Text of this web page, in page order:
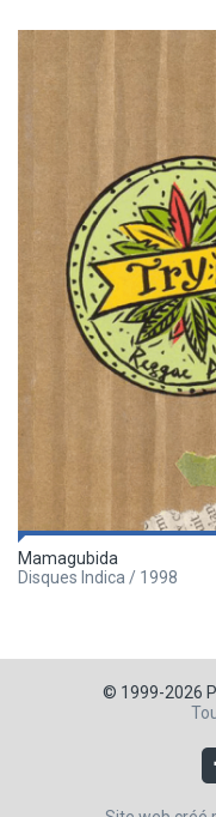
Mamagubida
Disques Indica / 1998
© 1999-2026